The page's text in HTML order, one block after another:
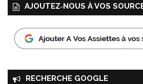
AJOUTEZ‑NOUS À VOS
RECHERCHE GOOGLE